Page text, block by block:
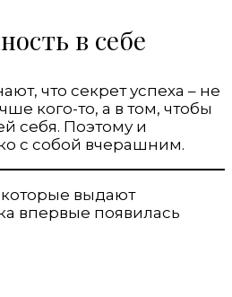
в себе
что секрет успеха – не
кого-то, а в том, чтобы
себя. Поэтому и
с собой вчерашним.
выдают
впервые появилась